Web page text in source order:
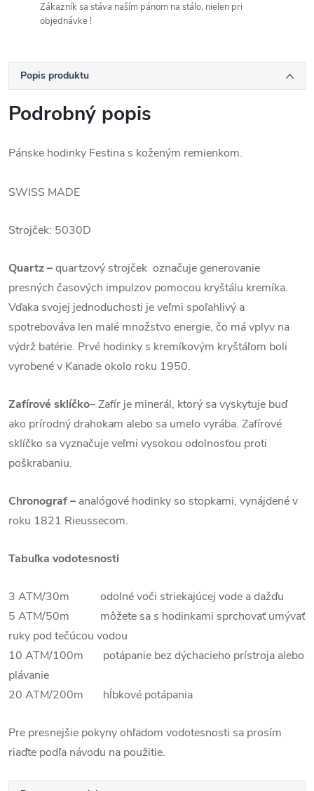
Zákazník sa stáva naším pánom na stálo, nielen pri
objednávke !
Popis produktu
Podrobný popis
Pánske hodinky Festina s koženým remienkom.
SWISS MADE
Strojček: 5030D
Quartz–quartzový strojček označuje generovanie
presných časových impulzov pomocou kryštálu kremíka.
Vďaka svojej jednoduchosti je veľmi spoľahlivý a
spotrebováva len malé množstvo energie, čo má vplyv na
výdrž batérie. Prvé hodinky s kremíkovým kryštáľom boli
vyrobené v Kanade okolo roku 1950.
Zafírové sklíčko–Zafír je minerál, ktorý sa vyskytuje buď
ako prírodný drahokam alebo sa umelo vyrába. Zafírové
sklíčko sa vyznačuje veľmi vysokou odolnosťou proti
poškrabaniu.
Chronograf – analógové hodinky so stopkami, vynájdené v
roku 1821 Rieussecom.
Tabuľka vodotesnosti
3 ATM/30m odolné voči striekajúcej vode a dažďu
5 ATM/50m môžete sa s hodinkami sprchovať umývať
ruky pod tečúcou vodou
10 ATM/100m potápanie bez dýchacieho prístroja alebo
plávanie
20 ATM/200m hĺbkové potápania
Pre presnejšie pokyny ohľadom vodotesnosti sa prosím
riaďte podľa návodu na použitie.